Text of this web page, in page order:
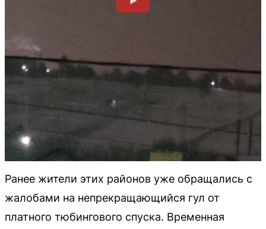
Ранее жители этих районов уже обращались с
жалобами на непрекращающийся гул от
платного тюбингового спуска. Временная